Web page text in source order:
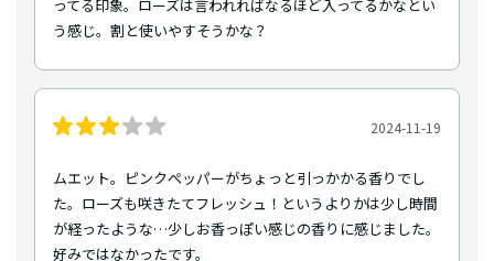
ってる印象。ローズは言われればなるほど入ってるかなとい
う感じ。割と使いやすそうかな？
2024-11-19
ムエット。ピンクペッパーがちょっと引っかかる香りでし
た。ローズも咲きたてフレッシュ！というよりかは少し時間
が経ったような…少しお香っぽい感じの香りに感じました。
好みではなかったです。